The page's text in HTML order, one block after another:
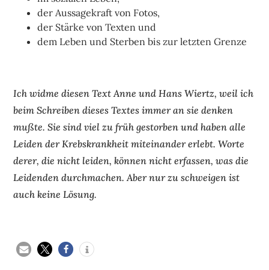
der Aussagekraft von Fotos,
der Stärke von Texten und
dem Leben und Sterben bis zur letzten Grenze
Ich widme diesen Text Anne und Hans Wiertz, weil ich
beim Schreiben dieses Textes immer an sie denken
mußte. Sie sind viel zu früh gestorben und haben alle
Leiden der Krebskrankheit miteinander erlebt. Worte
derer, die nicht leiden, können nicht erfassen, was die
Leidenden durchmachen. Aber nur zu schweigen ist
auch keine Lösung.